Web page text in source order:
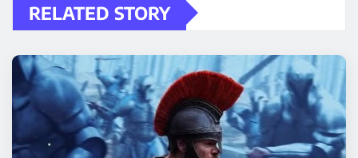
RELATED STORY